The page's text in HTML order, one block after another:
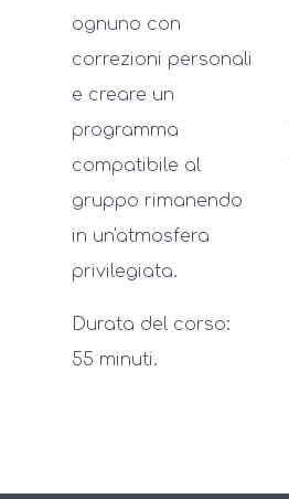
ognuno con
correzioni personali
e creare un
programma
compatibile al
gruppo rimanendo
in un'atmosfera
privilegiata.
Durata del corso:
55 minuti.